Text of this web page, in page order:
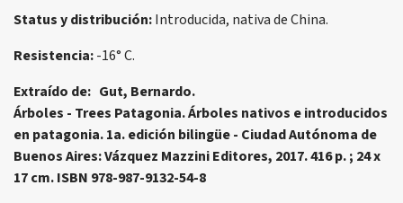
Status y distribución:Introducida, nativa de China.
Resistencia:-16° C.
Extraído de: Gut, Bernardo.
Árboles - Trees Patagonia. Árboles nativos e introducidos
en patagonia. 1a. edición bilingüe - Ciudad Autónoma de
Buenos Aires: Vázquez Mazzini Editores, 2017. 416 p. ; 24 x
17 cm. ISBN 978-987-9132-54-8